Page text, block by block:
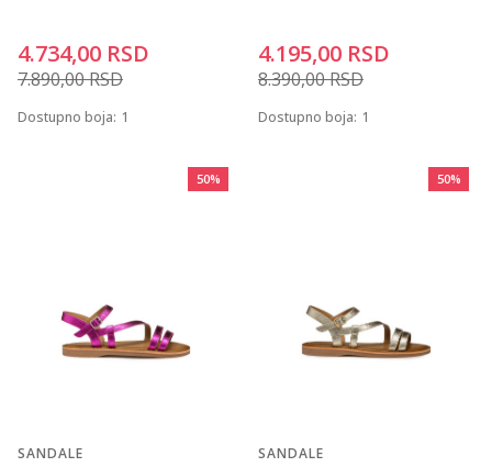
4.734,00 RSD
7.890,00RSD
Dostupno boja: 1
4.195,00 RSD
8.390,00RSD
Dostupno boja: 1
50%
SANDALE
50%
SANDALE